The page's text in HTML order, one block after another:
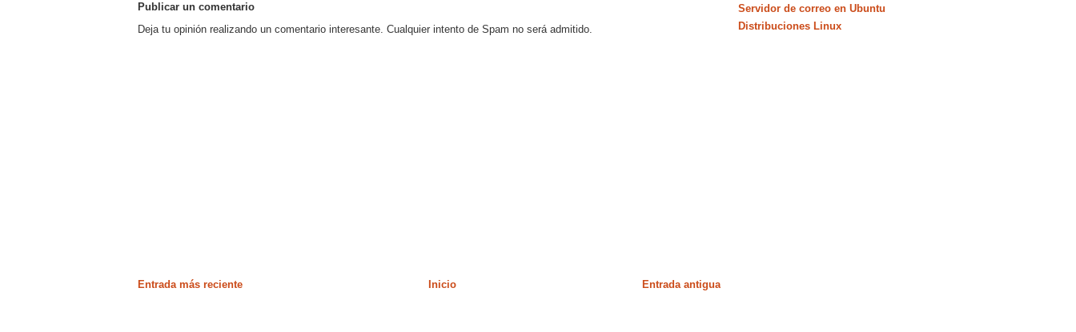
Publicar un comentario
Deja tu opinión realizando un comentario interesante. Cualquier intento de Spam no será admitido.
Entrada más reciente Entrada antigua
Inicio
Servidor de correo en Ubuntu
Distribuciones Linux